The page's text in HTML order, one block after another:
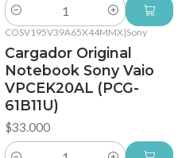
Cantidad
COSV195V39A65X44MMX|Sony
Cargador Original
Notebook Sony Vaio
VPCEK20AL (PCG-
61B11U)
$33.000